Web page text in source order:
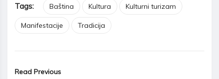
Tags: Baština Kultura Kulturni turizam
Manifestacije Tradicija
Read Previous